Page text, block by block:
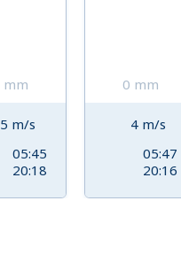
mm
5 m/s
05:45
20:18
0 mm
4 m/s
05:47
20:16